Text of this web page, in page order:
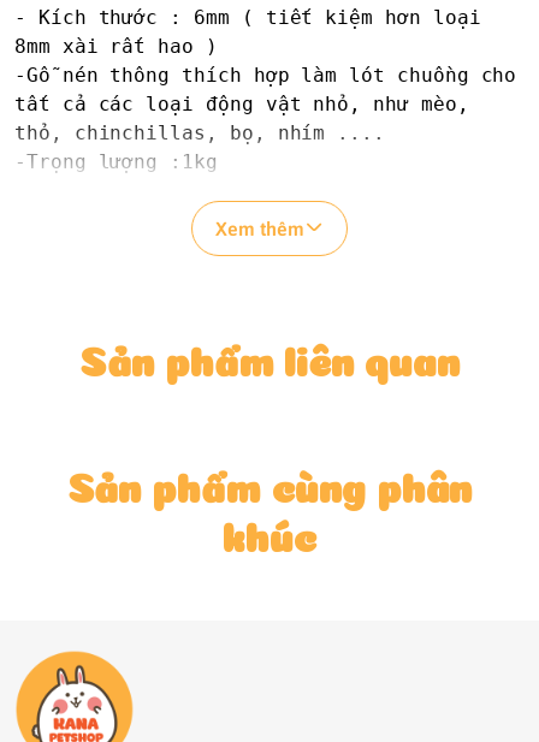
- Kích thước : 6mm ( tiết kiệm hơn loại
8mm xài rất hao )
-Gỗ nén thông thích hợp làm lót chuồng cho
tất cả các loại động vật nhỏ, như mèo,
thỏ, chinchillas, bọ, nhím ....
-Trọng lượng :1kg
Gỗ nén thông 100% sản xuất bằng nguyên
môi trường tự nhiên.
Gỗ nén thông siêu hấp thụ , hấp thụ ngay
rosin trong gỗ thông tự nhiên có tác dụng
diệt khuẩn, đồng thời khử mùi
được nêu bật trong phần mô tả sản phẩm).
✔Về giá cả : Shop nhập với số lượng nhiều
và trực tiếp nên chi phí sẽ là RẺ NHẤT
Xem thêm
Sản phẩm liên quan
Sản phẩm cùng phân
khúc